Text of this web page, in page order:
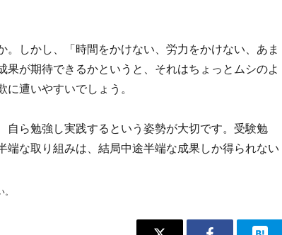
しかし、「時間をかけない、労力をかけない、あま
果が期待できるかというと、それはちょっとムシのよ
遭いやすいでしょう。
ら勉強し実践するという姿勢が大切です。受験勉
な取り組みは、結局中途半端な成果しか得られない